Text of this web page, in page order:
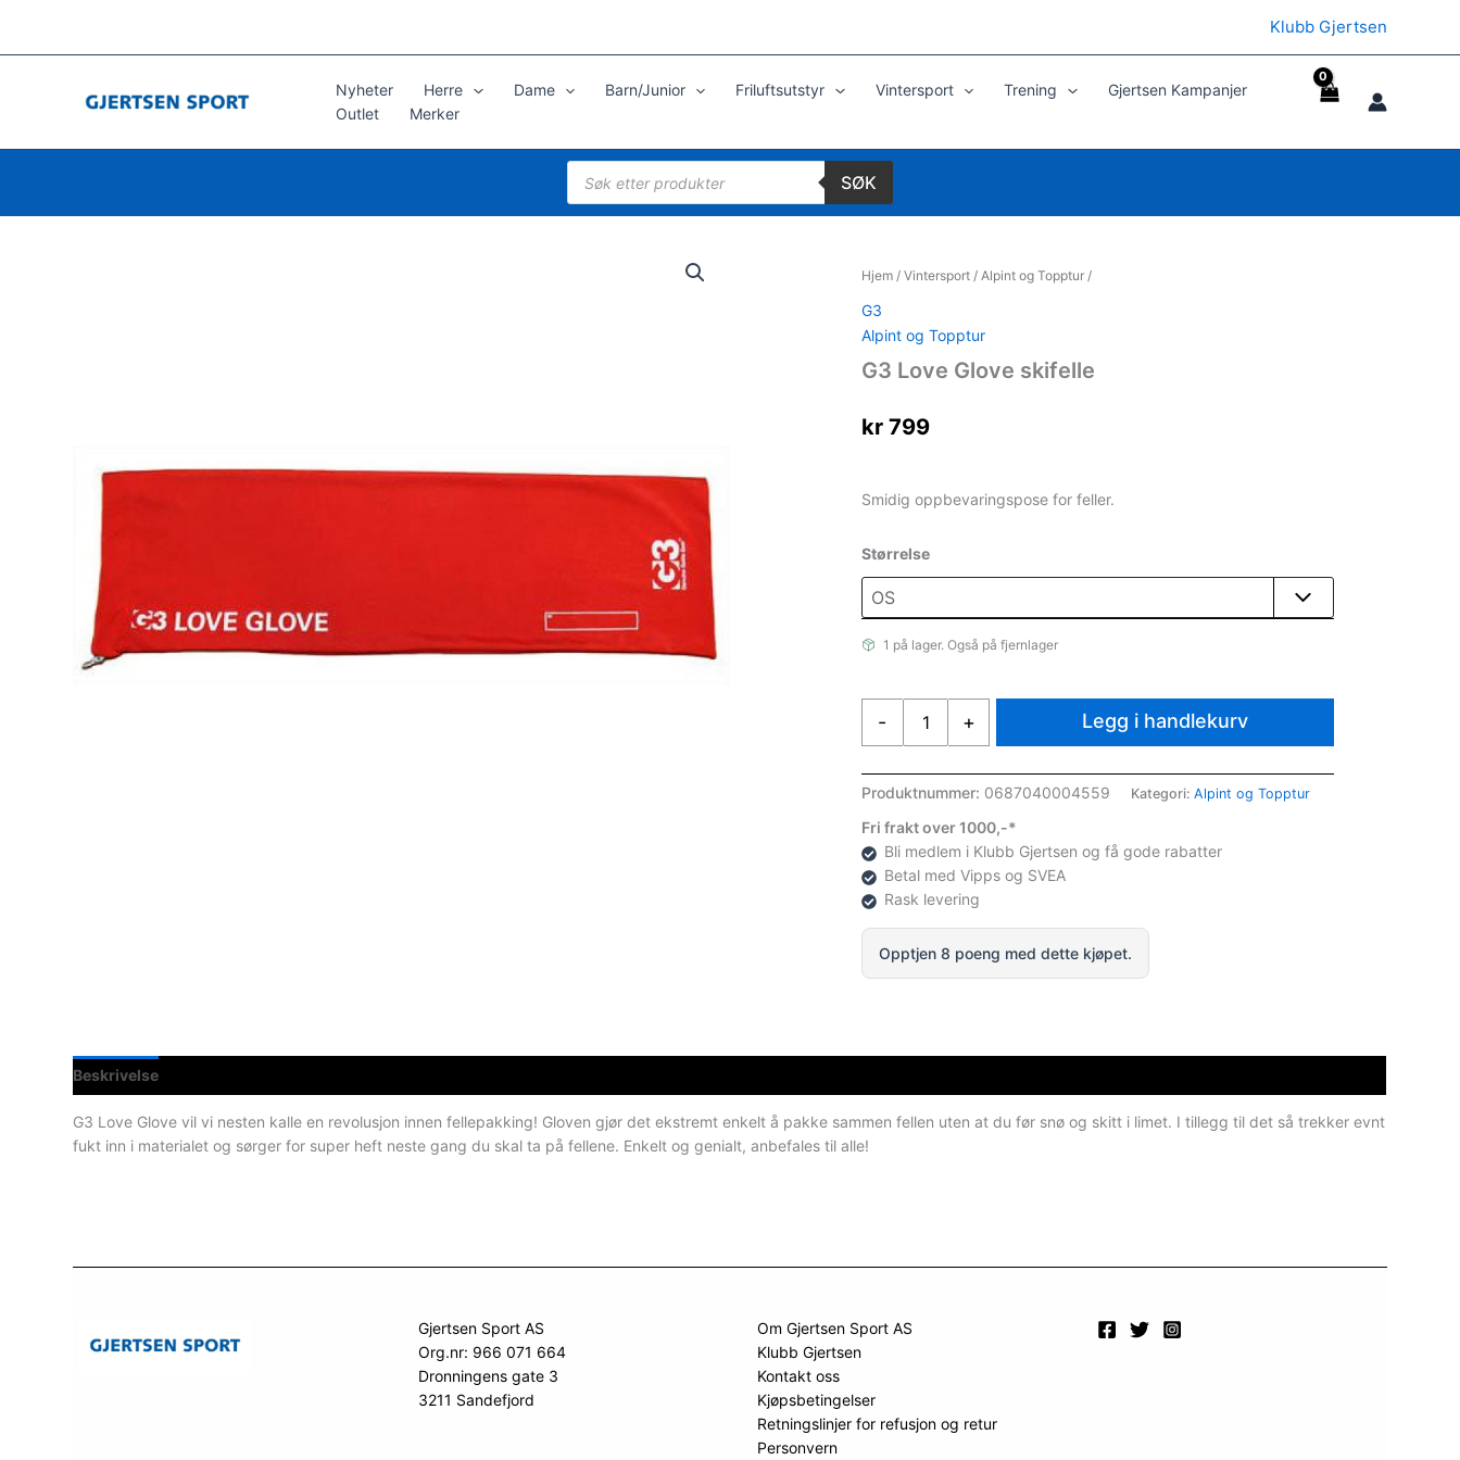
til
Klubb Gjertsen
Nyheter Herre Dame Barn/Junior Friluftsutstyr Vintersport Trening
Gjertsen Kampanjer
Outlet
Merker
Products
search
SØK
Hjem/ Vintersport/ Alpint og Topptur/
G3
Alpint og Topptur
G3 Love Glove skifelle
kr799
Smidig oppbevaringspose for feller.
Størrelse
1 på lager. Også på fjernlager
-
skifelle
antall
+ Legg i handlekurv
Produktnummer: 0687040004559 Kategori: Alpint og Topptur
Fri frakt over 1000,-*
Bli medlem i Klubb Gjertsen og få gode rabatter
Betal med Vipps og SVEA
Rask levering
Opptjen 8 poeng med dette kjøpet.
Beskrivelse
G3 Love Glove vil vi nesten kalle en revolusjon innen fellepakking! Gloven gjør det ekstremt enkelt å pakke sammen fellen uten at du før snø og skitt i limet. I tillegg til det så trekker evnt
fukt inn i materialet og sørger for super heft neste gang du skal ta på fellene. Enkelt og genialt, anbefales til alle!
Gjertsen Sport AS
Org.nr: 966 071 664
Dronningens gate 3
3211 Sandefjord
Om Gjertsen Sport AS
Klubb Gjertsen
Kontakt oss
Kjøpsbetingelser
Retningslinjer for refusjon og retur
Personvern